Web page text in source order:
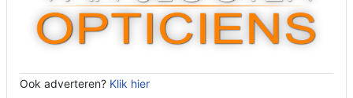
Ook adverteren? Klik hier